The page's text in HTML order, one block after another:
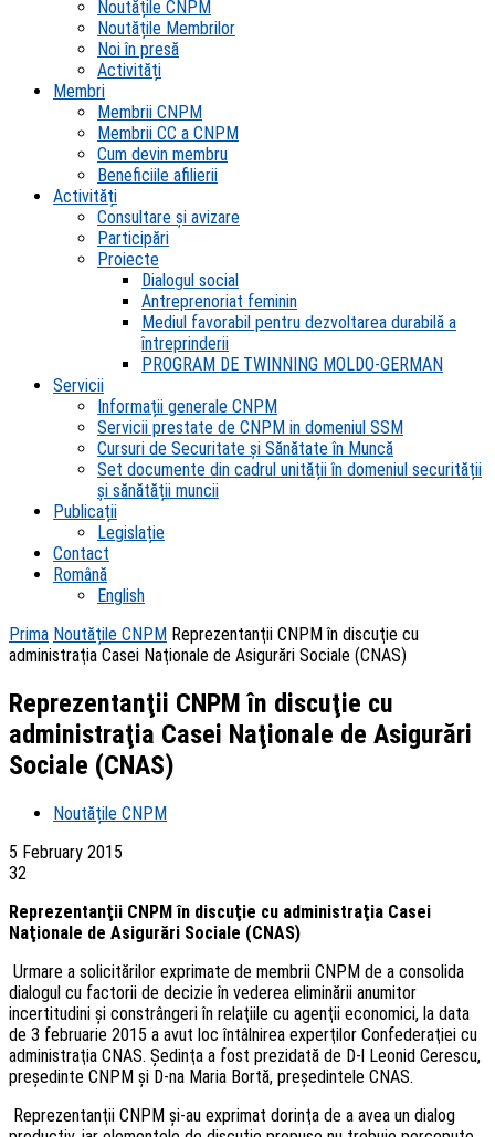
Noutățile CNPM
Noutățile Membrilor
Noi în presă
Activități
Membri
Membrii CNPM
Membrii CC a CNPM
Cum devin membru
Beneficiile afilierii
Activități
Consultare și avizare
Participări
Proiecte
Dialogul social
Antreprenoriat feminin
Mediul favorabil pentru dezvoltarea durabilă a
întreprinderii
PROGRAM DE TWINNING MOLDO-GERMAN
Servicii
Informații generale CNPM
Servicii prestate de CNPM in domeniul SSM
Cursuri de Securitate și Sănătate în Muncă
Set documente din cadrul unității în domeniul securității
și sănătății muncii
Publicații
Legislație
Contact
Română
English
Prima Noutățile CNPM Reprezentanţii CNPM în discuţie cu
administraţia Casei Naţionale de Asigurări Sociale (CNAS)
Reprezentanţii CNPM în discuţie cu
administraţia Casei Naţionale de Asigurări
Sociale (CNAS)
Noutățile CNPM
5 February 2015
32
Reprezentanţii CNPM în discuţie cu administraţia Casei
Naţionale de Asigurări Sociale (CNAS)
Urmare a solicitărilor exprimate de membrii CNPM de a consolida
dialogul cu factorii de decizie în vederea eliminării anumitor
incertitudini şi constrângeri în relaţiile cu agenţii economici, la data
de 3 februarie 2015 a avut loc întâlnirea experţilor Confederaţiei cu
administraţia CNAS. Şedinţa a fost prezidată de D-l Leonid Cerescu,
preşedinte CNPM şi D-na Maria Bortă, preşedintele CNAS.
Reprezentanţii CNPM şi-au exprimat dorinţa de a avea un dialog